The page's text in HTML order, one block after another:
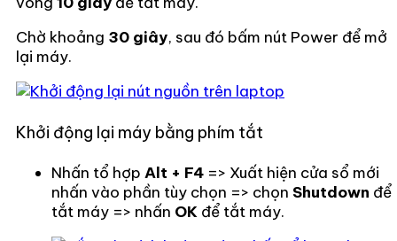
Chờ khoảng 30 giây, sau đó bấm nút Power để mở
lại máy.
Khởi động lại máy bằng phím tắt
Nhấn tổ hợp Alt + F4 => Xuất hiện cửa sổ mới
nhấn vào phần tùy chọn => chọn Shutdown để
tắt máy => nhấn OK để tắt máy.